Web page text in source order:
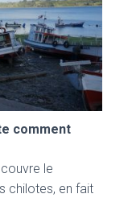
comment
le
chilotes, en fait